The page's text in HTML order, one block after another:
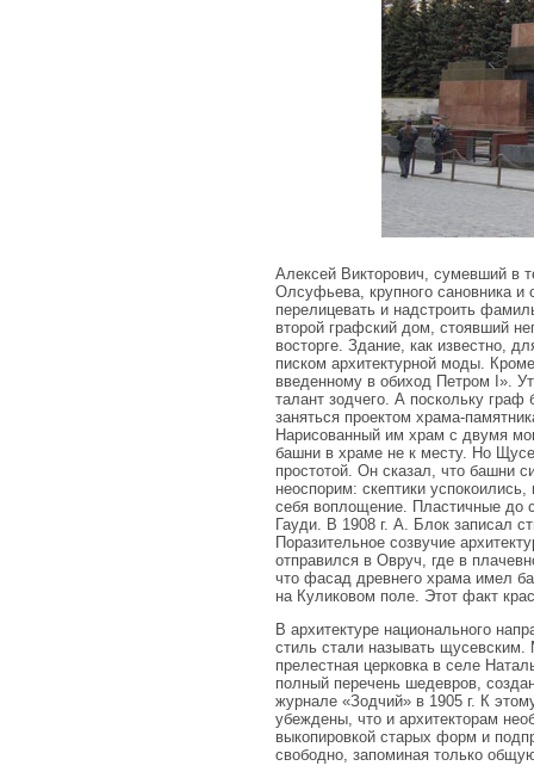
Алексей Викторович, сумевший в
Олсуфьева, крупного сановника и
перелицевать и надстроить
второй графский дом, стоявший
восторге. Здание, как известно,
писком архитектурной моды.
введенному в обиход Петром I».
талант зодчего. А поскольку
заняться проектом храма-
Нарисованный им храм с двумя
башни в храме не к месту. Но
простотой. Он сказал, что башни
неоспорим: скептики
себя воплощение. Пластичные до
Гауди. В 1908 г. А. Блок записал
Поразительное созвучие
отправился в Овруч, где в
что фасад древнего храма имел
на Куликовом поле. Этот факт
В архитектуре национального
стиль стали называть
прелестная церковка в селе
полный перечень шедевров,
журнале «Зодчий» в 1905 г. К
убеждены, что и архитекторам
выкопировкой старых форм и
свободно, запоминая только